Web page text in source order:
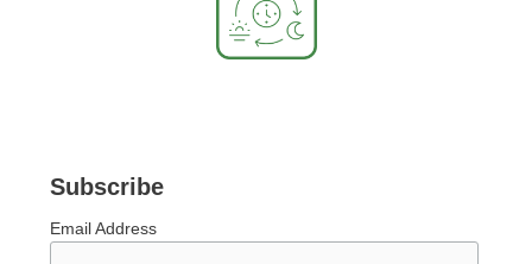
Subscribe
Email Address